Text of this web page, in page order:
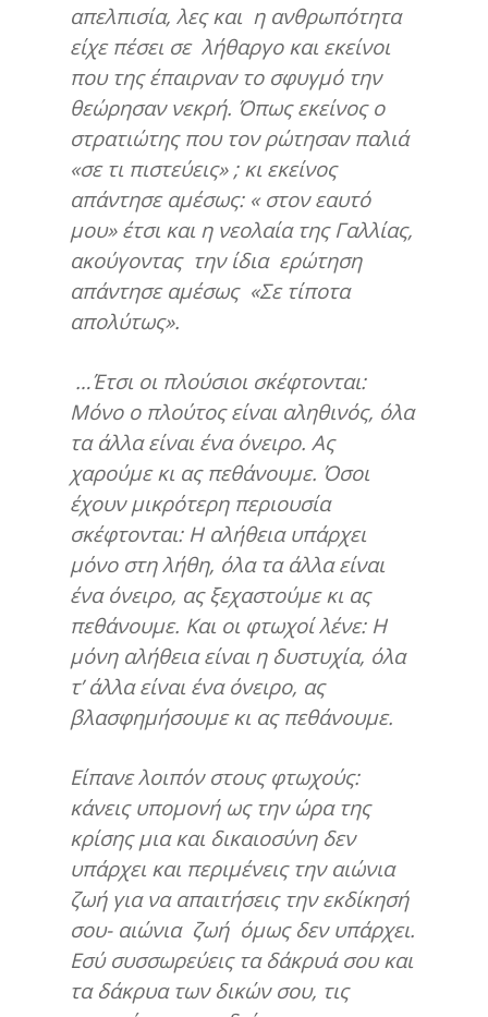
απελπισία, λες και η ανθρωπότητα
είχε πέσει σε λήθαργο και εκείνοι
που της έπαιρναν το σφυγμό την
θεώρησαν νεκρή. Όπως εκείνος ο
στρατιώτης που τον ρώτησαν παλιά
«σε τι πιστεύεις» ; κι εκείνος
απάντησε αμέσως: « στον εαυτό
μου» έτσι και η νεολαία της Γαλλίας,
ακούγοντας την ίδια ερώτηση
απάντησε αμέσως «Σε τίποτα
απολύτως».
…Έτσι οι πλούσιοι σκέφτονται:
Μόνο ο πλούτος είναι αληθινός, όλα
τα άλλα είναι ένα όνειρο. Ας
χαρούμε κι ας πεθάνουμε. Όσοι
έχουν μικρότερη περιουσία
σκέφτονται: Η αλήθεια υπάρχει
μόνο στη λήθη, όλα τα άλλα είναι
ένα όνειρο, ας ξεχαστούμε κι ας
πεθάνουμε. Και οι φτωχοί λένε: Η
μόνη αλήθεια είναι η δυστυχία, όλα
τ’ άλλα είναι ένα όνειρο, ας
βλασφημήσουμε κι ας πεθάνουμε.
Είπανε λοιπόν στους φτωχούς:
κάνεις υπομονή ως την ώρα της
κρίσης μια και δικαιοσύνη δεν
υπάρχει και περιμένεις την αιώνια
ζωή για να απαιτήσεις την εκδίκησή
σου- αιώνια ζωή όμως δεν υπάρχει.
Εσύ συσσωρεύεις τα δάκρυά σου και
τα δάκρυα των δικών σου, τις